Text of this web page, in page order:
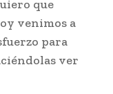
que
venimos a
para
ver